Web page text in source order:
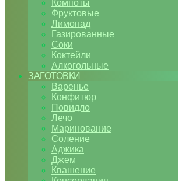
Компоты
Фруктовые
Лимонад
Газированные
Соки
Коктейли
Алкогольные
ЗАГОТОВКИ
Варенье
Конфитюр
Повидло
Лечо
Маринование
Соление
Аджика
Джем
Квашение